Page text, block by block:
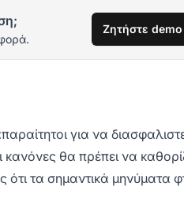
Ζητήστε demo
για να
θα πρέπει να
ότι τα σημαντικά μηνύματα